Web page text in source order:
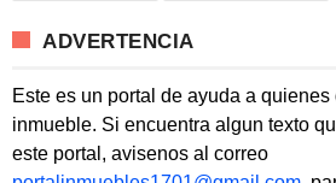
ADVERTENCIA
Este es un portal de ayuda a
inmueble. Si encuentra algun texto
este portal, avisenos al correo